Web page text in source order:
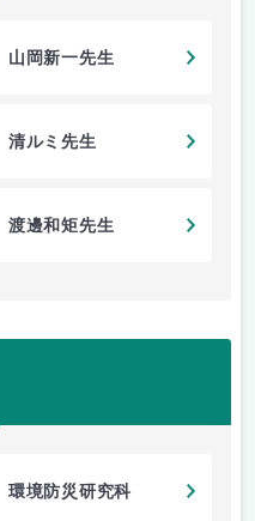
山岡新一先生
清ルミ先生
渡邊和矩先生
環境防災研究科